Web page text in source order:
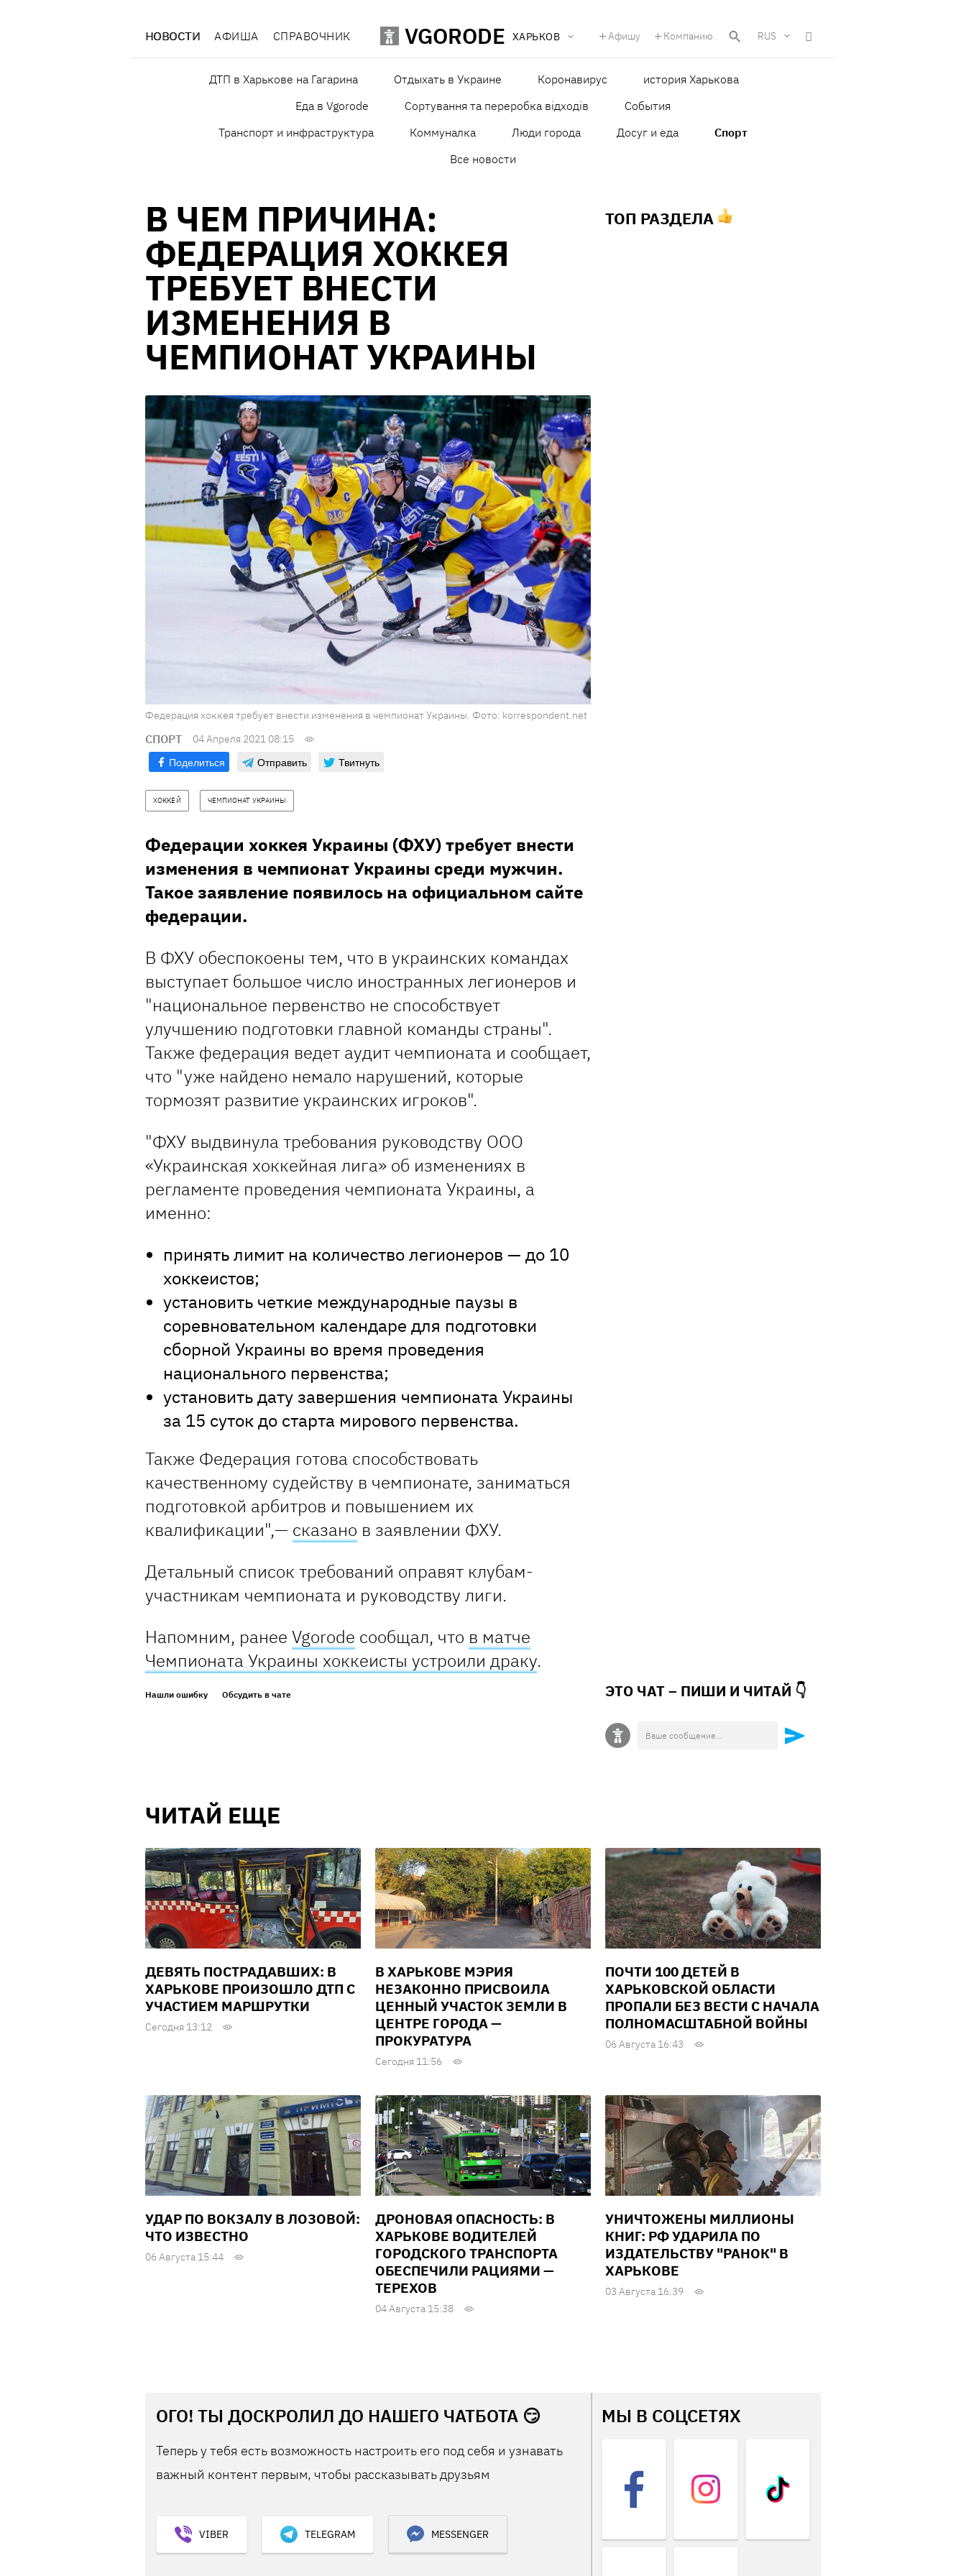
НОВОСТИ АФИША СПРАВОЧНИК VGORODE ХАРЬКОВ Афишу Компанию RUS
ДТП в Харькове на Гагарина Отдыхать в Украине Коронавирус
история Харькова
Еда в Vgorode
Сортування та переробка відходів
События
Транспорт и инфраструктура
Коммуналка Люди города Досуг и еда
Спорт
Все новости
В ЧЕМ ПРИЧИНА:
ФЕДЕРАЦИЯ ХОККЕЯ
ТРЕБУЕТ ВНЕСТИ
ИЗМЕНЕНИЯ В
ЧЕМПИОНАТ УКРАИНЫ
Федерация хоккея требует внести изменения в чемпионат Украины. Фото: korrespondent.net
СПОРТ 04 Апреля 2021 08:15
Поделиться Отправить Твитнуть
ХОККЕЙ ЧЕМПИОНАТ УКРАИНЫ
Федерации хоккея Украины (ФХУ) требует внести
изменения в чемпионат Украины среди мужчин.
Такое заявление появилось на официальном сайте
федерации.
В ФХУ обеспокоены тем, что в украинских командах
выступает большое число иностранных легионеров и
"национальное первенство не способствует
улучшению подготовки главной команды страны".
Также федерация ведет аудит чемпионата и сообщает,
что "уже найдено немало нарушений, которые
тормозят развитие украинских игроков".
"ФХУ выдвинула требования руководству ООО
«Украинская хоккейная лига» об изменениях в
регламенте проведения чемпионата Украины, а
именно:
принять лимит на количество легионеров — до 10
хоккеистов;
установить четкие международные паузы в
соревновательном календаре для подготовки
сборной Украины во время проведения
национального первенства;
установить дату завершения чемпионата Украины
за 15 суток до старта мирового первенства.
Также Федерация готова способствовать
качественному судейству в чемпионате, заниматься
подготовкой арбитров и повышением их
квалификации",— сказано в заявлении ФХУ.
Детальный список требований оправят клубам-
участникам чемпионата и руководству лиги.
Напомним, ранее Vgorode сообщал, что в матче
Чемпионата Украины хоккеисты устроили драку.
Нашли ошибку Обсудить в чате
ТОП РАЗДЕЛА
ЭТО ЧАТ – ПИШИ И ЧИТАЙ 👇
ЧИТАЙ ЕЩЕ
ДЕВЯТЬ ПОСТРАДАВШИХ: В
ХАРЬКОВЕ ПРОИЗОШЛО ДТП С
УЧАСТИЕМ МАРШРУТКИ
Сегодня 13:12
В ХАРЬКОВЕ МЭРИЯ
НЕЗАКОННО ПРИСВОИЛА
ЦЕННЫЙ УЧАСТОК ЗЕМЛИ В
ЦЕНТРЕ ГОРОДА —
ПРОКУРАТУРА
Сегодня 11:56
ПОЧТИ 100 ДЕТЕЙ В
ХАРЬКОВСКОЙ ОБЛАСТИ
ПРОПАЛИ БЕЗ ВЕСТИ С НАЧАЛА
ПОЛНОМАСШТАБНОЙ ВОЙНЫ
06 Августа 16:43
УДАР ПО ВОКЗАЛУ В ЛОЗОВОЙ:
ЧТО ИЗВЕСТНО
06 Августа 15:44
ДРОНОВАЯ ОПАСНОСТЬ: В
ХАРЬКОВЕ ВОДИТЕЛЕЙ
ГОРОДСКОГО ТРАНСПОРТА
ОБЕСПЕЧИЛИ РАЦИЯМИ —
ТЕРЕХОВ
04 Августа 15:38
УНИЧТОЖЕНЫ МИЛЛИОНЫ
КНИГ: РФ УДАРИЛА ПО
ИЗДАТЕЛЬСТВУ "РАНОК" В
ХАРЬКОВЕ
03 Августа 16:39
ОГО! ТЫ ДОСКРОЛИЛ ДО НАШЕГО ЧАТБОТА 😏
Теперь у тебя есть возможность настроить его под себя и узнавать
важный контент первым, чтобы рассказывать друзьям
VIBER TELEGRAM MESSENGER
МЫ В СОЦСЕТЯХ